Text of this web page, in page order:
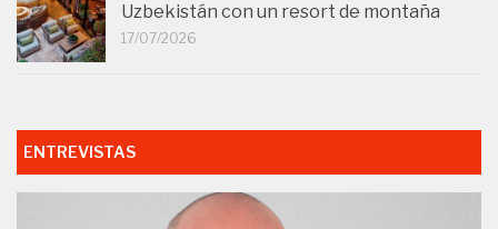
Uzbekistán con un resort de montaña
17/07/2026
ENTREVISTAS